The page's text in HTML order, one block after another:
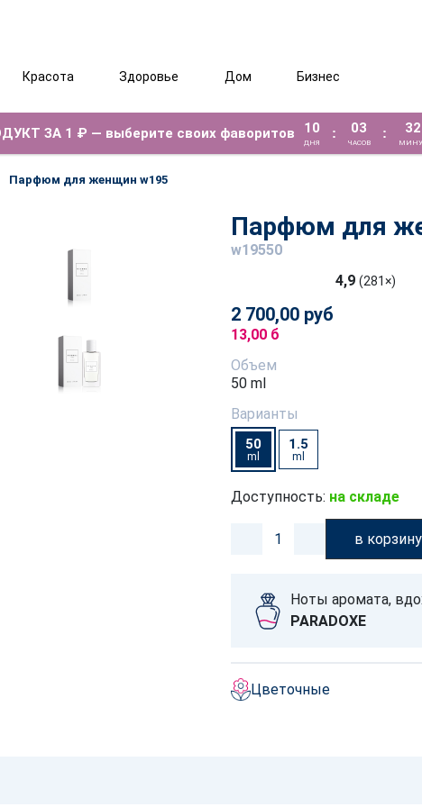
Красота Здоровье Дом Бизнес
ЗА 1 ₽ — выберите своих фаворитов 10
ДНЯ
: 03
ЧАСОВ
: 32
Парфюм для женщин w195
Парфюм для
w19550
4,9 (281×)
2 700,00 руб
13,00 б
Объем
50 ml
Варианты
50
ml
1.5
ml
Доступность: на складе
в корзину
Ноты аромата,
PARADOXE
Цветочные